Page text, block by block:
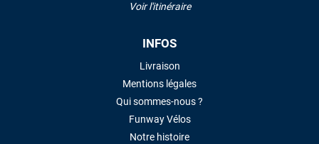
Voir l'itinéraire
INFOS
Livraison
Mentions légales
Qui sommes-nous ?
Funway Vélos
Notre histoire